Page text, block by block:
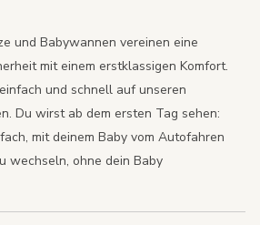
und Babywannen vereinen eine
mit einem erstklassigen Komfort.
und schnell auf unseren
Du wirst ab dem ersten Tag sehen:
mit deinem Baby vom Autofahren
wechseln, ohne dein Baby